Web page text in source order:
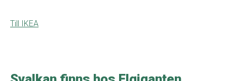
Till IKEA